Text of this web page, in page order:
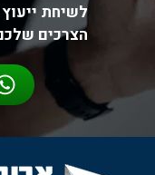
לשיחת
הצרכים